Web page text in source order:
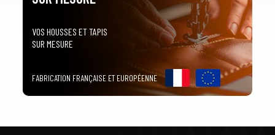
VOS HOUSSES ET TAPIS
SUR MESURE
FABRICATION FRANÇAISE ET EUROPÉENNE